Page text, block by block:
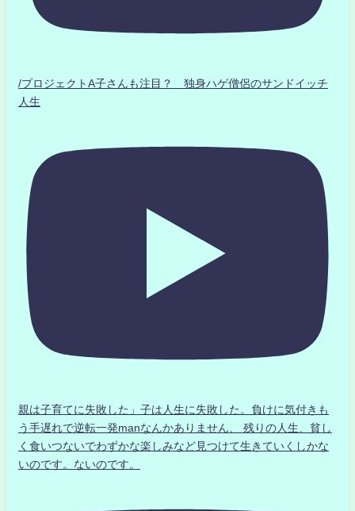
/プロジェクトA子さんも注目？ 独身ハゲ僧侶のサンドイッチ
人生
親は子育てに失敗した」子は人生に失敗した。負けに気付きも
う手遅れで逆転一発manなんかありません、 残りの人生、貧し
く食いつないでわずかな楽しみなど見つけて生きていくしかな
いのです。ないのです。